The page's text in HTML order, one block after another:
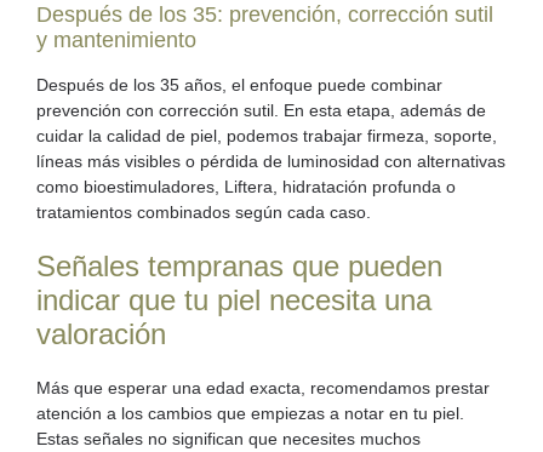
Después de los 35: prevención, corrección sutil
y mantenimiento
Después de los 35 años, el enfoque puede combinar
prevención con corrección sutil. En esta etapa, además de
cuidar la calidad de piel, podemos trabajar firmeza, soporte,
líneas más visibles o pérdida de luminosidad con alternativas
como bioestimuladores, Liftera, hidratación profunda o
tratamientos combinados según cada caso.
Señales tempranas que pueden
indicar que tu piel necesita una
valoración
Más que esperar una edad exacta, recomendamos prestar
atención a los cambios que empiezas a notar en tu piel.
Estas señales no significan que necesites muchos